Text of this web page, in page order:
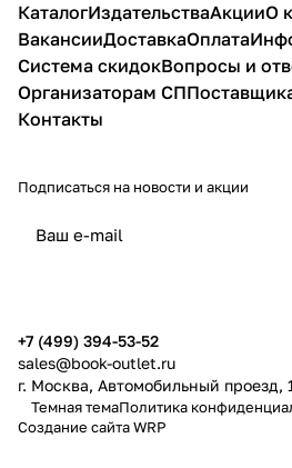
КаталогИздательстваАкцииО
ВакансииДоставкаОплата
Система скидокВопросы и
Организаторам СП
Контакты
Подписаться на новости и акции
+7 (499) 394-53-52
sales@book-outlet.ru
г. Москва, Автомобильный проезд,
Темная темаПолитика
Создание сайтаWRP